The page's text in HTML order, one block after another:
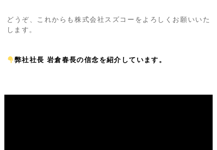
どうぞ、これからも株式会社スズコーをよろしくお願いいた
します。
弊社社長 岩倉春長の信念を紹介しています。